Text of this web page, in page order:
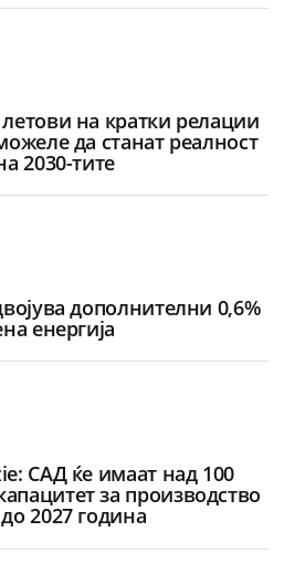
на кратки релации
да станат реалност
2030-тите
дополнителни 0,6%
енергија
САД ќе имаат над 100
за производство
2027 година